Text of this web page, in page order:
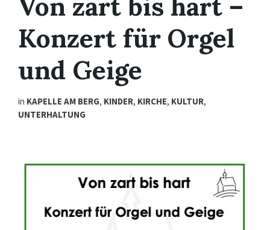
Konzert für Orgel
und Geige
in KAPELLE AM BERG, KINDER, KIRCHE, KULTUR,
UNTERHALTUNG